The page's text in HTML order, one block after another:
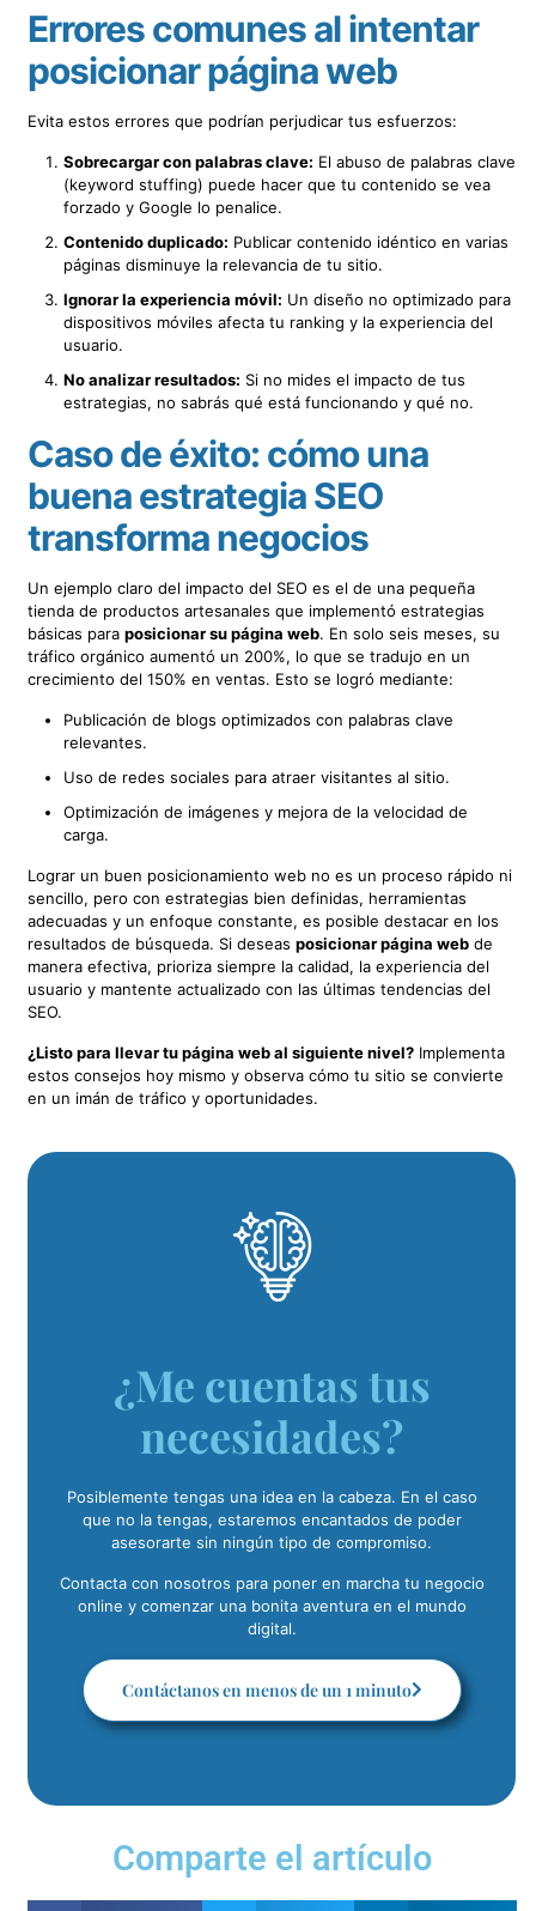
Errores comunes al intentar
posicionar página web
Evita estos errores que podrían perjudicar tus esfuerzos:
Sobrecargar con palabras clave: El abuso de palabras clave
(keyword stuffing) puede hacer que tu contenido se vea
forzado y Google lo penalice.
Contenido duplicado: Publicar contenido idéntico en varias
páginas disminuye la relevancia de tu sitio.
Ignorar la experiencia móvil: Un diseño no optimizado para
dispositivos móviles afecta tu ranking y la experiencia del
usuario.
No analizar resultados: Si no mides el impacto de tus
estrategias, no sabrás qué está funcionando y qué no.
Caso de éxito: cómo una
buena estrategia SEO
transforma negocios
Un ejemplo claro del impacto del SEO es el de una pequeña
tienda de productos artesanales que implementó estrategias
básicas paraposicionar su página web. En solo seis meses, su
tráfico orgánico aumentó un 200%, lo que se tradujo en un
crecimiento del 150% en ventas. Esto se logró mediante:
Publicación de blogs optimizados con palabras clave
relevantes.
Uso de redes sociales para atraer visitantes al sitio.
Optimización de imágenes y mejora de la velocidad de
carga.
Lograr un buen posicionamiento web no es un proceso rápido ni
sencillo, pero con estrategias bien definidas, herramientas
adecuadas y un enfoque constante, es posible destacar en los
resultados de búsqueda. Si deseasposicionar página web de
manera efectiva, prioriza siempre la calidad, la experiencia del
usuario y mantente actualizado con las últimas tendencias del
SEO.
¿Listo para llevar tu página web al siguiente nivel? Implementa
estos consejos hoy mismo y observa cómo tu sitio se convierte
en un imán de tráfico y oportunidades.
¿Me cuentas tus
necesidades?
Posiblemente tengas una idea en la cabeza. En el caso
que no la tengas, estaremos encantados de poder
asesorarte sin ningún tipo de compromiso.
Contacta con nosotros para poner en marcha tu negocio
online y comenzar una bonita aventura en el mundo
digital.
Contáctanos en menos de un 1 minuto
Comparte el artículo